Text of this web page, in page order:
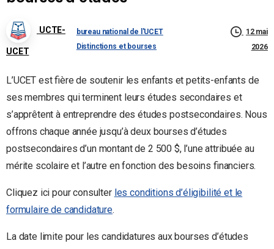
UCTE-
UCET
bureau national de l'UCET
Distinctions et bourses
12 mai
2026
L’UCET est fière de soutenir les enfants et petits-enfants de
ses membres qui terminent leurs études secondaires et
s’apprêtent à entreprendre des études postsecondaires. Nous
offrons chaque année jusqu’à deux bourses d’études
postsecondaires d’un montant de 2 500 $, l’une attribuée au
mérite scolaire et l’autre en fonction des besoins financiers.
Cliquez ici pour consulter les conditions d’éligibilité et le
formulaire de candidature.
La date limite pour les candidatures aux bourses d’études